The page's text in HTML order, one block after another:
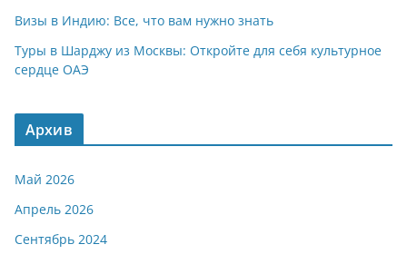
Визы в Индию: Все, что вам нужно знать
Туры в Шарджу из Москвы: Откройте для себя культурное
сердце ОАЭ
Архив
Май 2026
Апрель 2026
Сентябрь 2024